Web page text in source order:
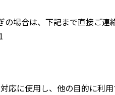
場合は、下記まで直接ご連
応に使用し、他の目的に利